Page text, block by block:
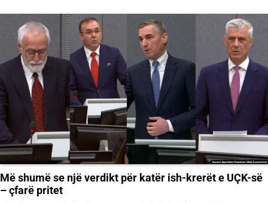
Më shumë se një verdikt për katër ish-krerët e UÇK-së
– çfarë pritet